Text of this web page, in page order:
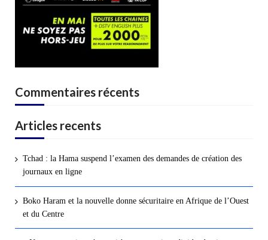
Commentaires récents
Articles recents
Tchad : la Hama suspend l’examen des demandes de création des
journaux en ligne
Boko Haram et la nouvelle donne sécuritaire en Afrique de l’Ouest
et du Centre